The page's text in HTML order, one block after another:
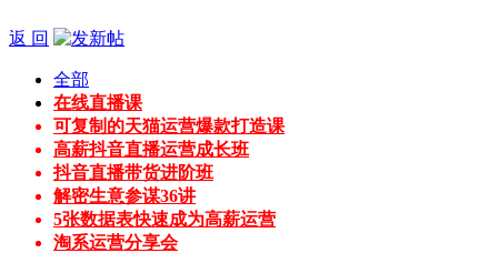
返 回
全部
在线直播课
可复制的天猫运营爆款打造课
高薪抖音直播运营成长班
抖音直播带货进阶班
解密生意参谋36讲
5张数据表快速成为高薪运营
淘系运营分享会